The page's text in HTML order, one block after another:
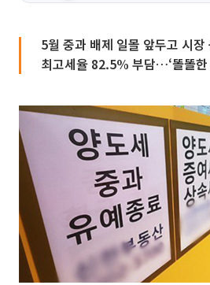
5월 중과 배제 일몰 앞두고 시장
최고세율 82.5% 부담…‘똘똘한